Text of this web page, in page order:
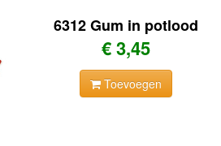
6312 Gum in potlood
€ 3,45
Toevoegen